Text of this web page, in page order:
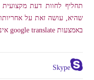
תחליף לחוות דעת
שהיא, עושה זאת על
באמצעות google translate אינו מדויק.
Skype